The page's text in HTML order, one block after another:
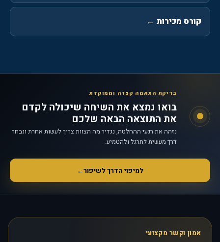
קורס מכירות ←
בדיקת התאמה קצרה וממוקדת
בואו נמצא את השיחה שיכולה לקדם
את התוצאה הבאה שלכם
נזהה את רגעי ההחלטה, נגדיר מה הצוות צריך לעשות אחרת ונבחר
דרך מעשית לתרגל ולהטמיע.
למיפוי הדרך לשיפור←
אמון וקשר מקצועי